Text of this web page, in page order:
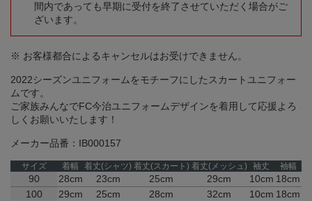
間内であっても早期に受付を終了させていただく場合がご
ざいます。
※ お客様都合によるキャンセルはお受けできません。
2022シーズンユニフォームをモチーフにしたスカートユニフォー
ムです。
ご家族みんなでFC今治ユニフォームデザインを着用して応援よろ
しくお願いいたします！
メーカー品番：IB000157
サイズ 着幅 着丈(シャツ) 着丈(スカート) 着丈(メッシュ) 袖丈 袖幅
90 28cm 23cm 25cm 29cm 10cm 18cm
100
29cm 25cm 28cm 32cm 10cm 18cm